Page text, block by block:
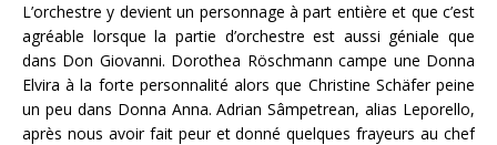
L’orchestre y devient un personnage à part entière et que c’est
agréable lorsque la partie d’orchestre est aussi géniale que
dans Don Giovanni. Dorothea Röschmann campe une Donna
Elvira à la forte personnalité alors que Christine Schäfer peine
un peu dans Donna Anna. Adrian Sâmpetrean, alias Leporello,
après nous avoir fait peur et donné quelques frayeurs au chef